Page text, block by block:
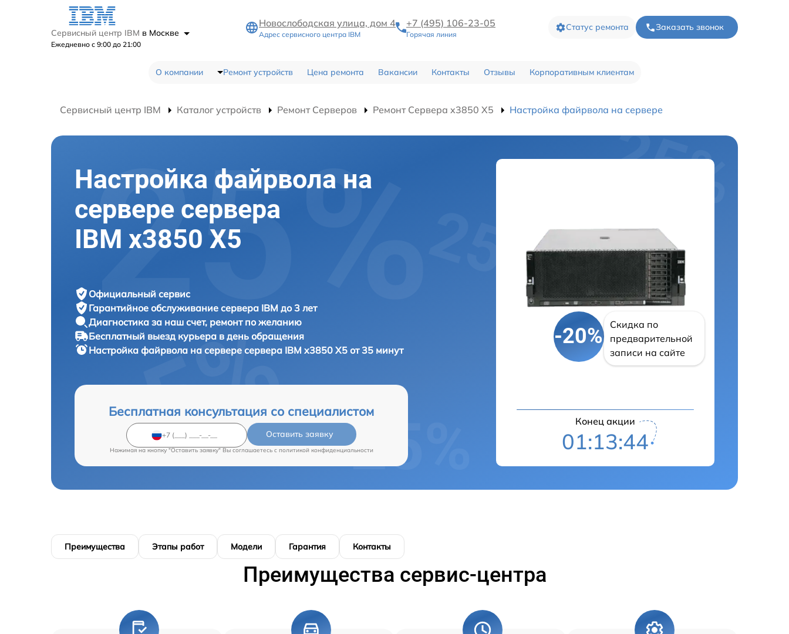
Сервисный центр IBM в Москве
Ежедневно с 9:00 до 21:00
Новослободская улица, дом 4
Адрес сервисного центра IBM
+7 (495) 106-23-05
Горячая линия
Статус ремонта Заказать звонок
О компании Ремонт устройств Цена ремонта Вакансии Контакты Отзывы Корпоративным клиентам
Сервисный центр IBM Каталог устройств Ремонт Серверов Ремонт Сервера x3850 X5 Настройка файрвола на сервере
Настройка файрвола на
сервере сервера
IBM x3850 X5
Официальный сервис
Гарантийное обслуживание сервера IBM до 3 лет
Диагностика за наш счет, ремонт по желанию
Бесплатный выезд курьера в день обращения
Настройка файрвола на сервере сервера IBM x3850 X5 от 35 минут
Бесплатная консультация со специалистом
Оставить заявку
Нажимая на кнопку "Оставить заявку" Вы соглашаетесь c политикой конфиденциальности
-20%
Скидка по
предварительной
записи на сайте
Конец акции
01:13:43
Преимущества Этапы работ Модели Гарантия Контакты
Преимущества сервис-центра